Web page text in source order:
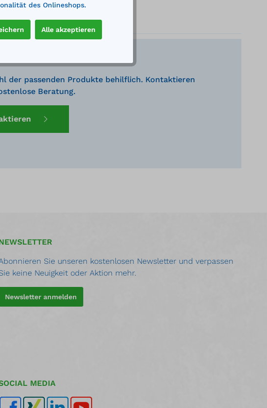
der passenden Produkte behilflich. Kontaktieren
Beratung.
Sie unseren kostenlosen Newsletter und verpassen
keine Neuigkeit oder Aktion mehr.
Newsletter anmelden
MEDIA
des Onlineshops.
Alle akzeptieren